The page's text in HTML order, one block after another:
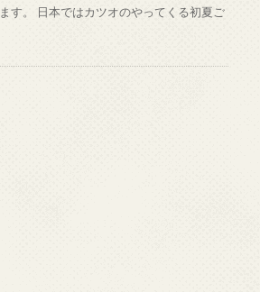
す。 日本ではカツオのやってくる初夏ご